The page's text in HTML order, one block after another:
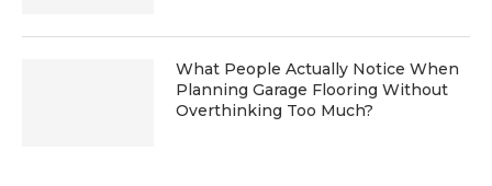
What People Actually Notice When
Planning Garage Flooring Without
Overthinking Too Much?